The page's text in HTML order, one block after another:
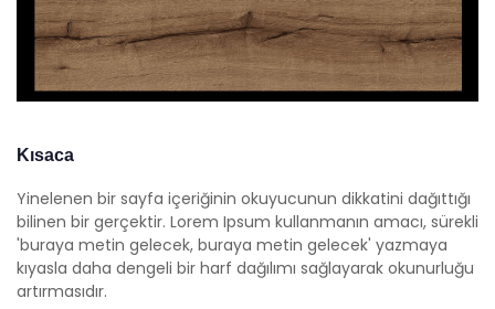
Kısaca
Yinelenen bir sayfa içeriğinin okuyucunun dikkatini dağıttığı
bilinen bir gerçektir. Lorem Ipsum kullanmanın amacı, sürekli
'buraya metin gelecek, buraya metin gelecek' yazmaya
kıyasla daha dengeli bir harf dağılımı sağlayarak okunurluğu
artırmasıdır.